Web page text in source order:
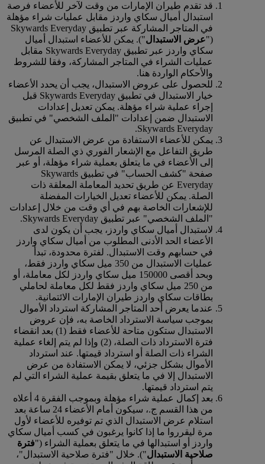
قد تقدم طيران الإمارات من وقت لآخر للأعضاء فرصة
استبدال أميال سكاي واردز مقابل عمليات شراء مؤهلة
في المتاجر المشاركة عبر تطبيق Skywards Everyday
("عرض الاستبدال"). يمكن للأعضاء استبدال أميال
سكاي واردز عبر تطبيق Skywards Everyday مقابل
عمليات الشراء في المتاجر المشاركة، وفقا للشروط
والأحكام الواردة هنا.
للحصول على عروض الاستبدال، يجب أن يحدد الأعضاء
خيار الاستبدال في تطبيق Skywards Everyday قبل
إجراء عملية شراء مؤهلة. يمكن تعديل إعدادات
الاستبدال ضمن إعدادات "الملف الشخصي" في تطبيق
Skywards Everyday.
يمكن للأعضاء الاستفادة من عرض الاستبدال عن
طريق التفاعل مع الإشعار الفوري ذي الصلة المرسل
إلى الأعضاء في ما يتعلق بعملية شراء مؤهلة، أو عبر
صفحة "كشف الحساب" في تطبيق Skywards
Everyday عن طريق تحديد المعاملة المعلقة ذات
الصلة. يمكن للأعضاء تعديل الخيارات المفضلة
للإشعارات الخاصة بهم في أي وقت من خلال إعدادات
"الملف الشخصي" عبر تطبيق Skywards Everyday.
لاستبدال أميال سكاي واردز، يجب أن يكون لدى
الأعضاء الحد الأدنى المطلوب من أميال سكاي واردز
في حسابهم وقت الاستبدال. لفترة محدودة، تبدأ
عمليات الاستبدال من 350 ميل سكاي واردز فقط،
وبحد أقصى 150000 ميل سكاي واردز لكل معاملة، أو
من 250 ميل سكاي واردز فقط لكل معاملة لحاملي
بطاقات سكاي واردز طيران الإمارات الائتمانية.
عندما يعرض أحد المتاجر المشاركة استرداد الأموال
بموجب سياسة الاسترداد الخاصة به، فإن عروض
الاستبدال ستكون متاحة للأعضاء فقط (1) بعد انقضاء
فترة الاسترداد ذات الصلة، (2) وإذا لم يتم إلغاء عملية
الشراء ذات الصلة أو استرداد قيمتها. عند استرداد
الأموال بشكل جزئي، لا يمكن الاستفادة من عرض
الاستبدال إلا في ما يتعلق بقيمة عملية الشراء التي لم
يتم استرداد قيمتها.
بعد إكمال عملية شراء مؤهلة وبموجب الفقرة 4 أعلاه
من هذا القسم ج.، سيكون أمام الأعضاء 24 ساعة بعد
استلام عرض الاستبدال الذي تم توفيره للأعضاء لأول
مرة ليقرروا ما إذا كانوا يرغبون في كسب أميال سكاي
واردز أو استبدالها في ما يتعلق بعملية الشراء ("فترة
صلاحية الاستبدال"). خلال "فترة صلاحية الاستبدال"،